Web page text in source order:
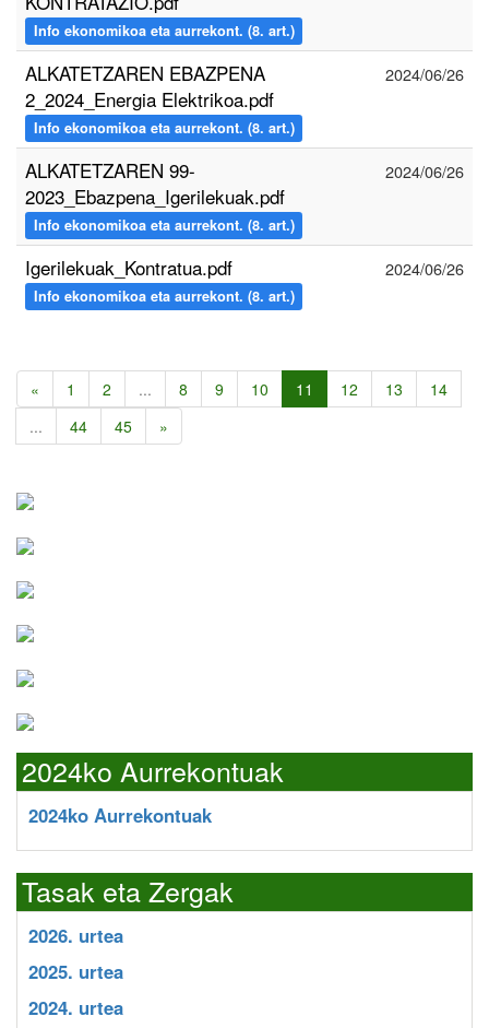
Info ekonomikoa eta aurrekont. (8. art.)
ALKATETZAREN EBAZPENA
2_2024_Energia Elektrikoa.pdf
Info ekonomikoa eta aurrekont. (8. art.)
2024/06/26
ALKATETZAREN 99-
2023_Ebazpena_Igerilekuak.pdf
Info ekonomikoa eta aurrekont. (8. art.)
2024/06/26
Igerilekuak_Kontratua.pdf
Info ekonomikoa eta aurrekont. (8. art.)
2024/06/26
« 1 2 ... 8 9 10 11 12 13
14
...
44 45 »
2024ko Aurrekontuak
2024ko Aurrekontuak
Tasak eta Zergak
2026. urtea
2025. urtea
2024. urtea